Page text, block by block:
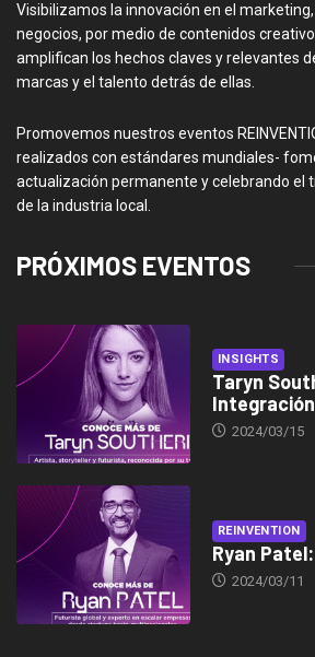
Visibilizamos la innovación en el
negocios, por medio de contenidos
amplifican los hechos claves y relevantes
marcas y el talento detrás de ellas.
Promovemos nuestros eventos
realizados con estándares mundiales-
actualización permanente y celebrando el
de la industria local.
PRÓXIMOS EVENTOS
INSIGHTS
Taryn
Integración
2024/03/15
REINVENTION
Ryan
2024/03/11